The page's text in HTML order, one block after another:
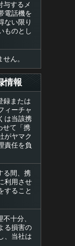
与するメ
電話機を
ない限り
ものとし
ん。
情報
録または
ィーチャ
は当該携
せて「携
がヤマク
責任を負
る間、携
利用させ
すること
十分、
る損害の
、当社は